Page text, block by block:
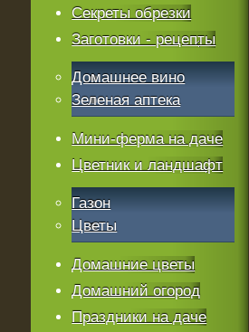
Секреты обрезки
Заготовки - рецепты
Домашнее вино
Зеленая аптека
Мини-ферма на даче
Цветник и ландшафт
Газон
Цветы
Домашние цветы
Домашний огород
Праздники на даче